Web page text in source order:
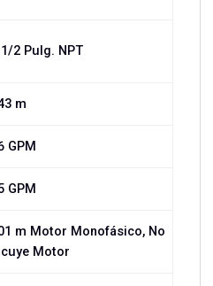
2 Pulg. NPT
m
GPM
GPM
m Motor Monofásico, No
Motor